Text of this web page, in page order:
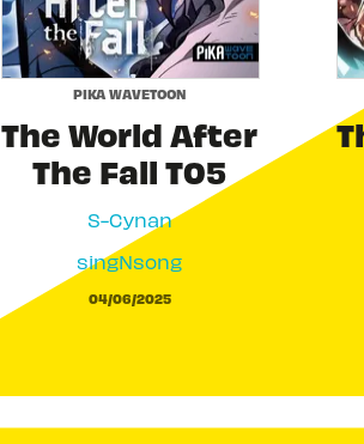
PIKA WAVETOON
The World After
The Fall T05
S-Cynan
singNsong
04/06/2025